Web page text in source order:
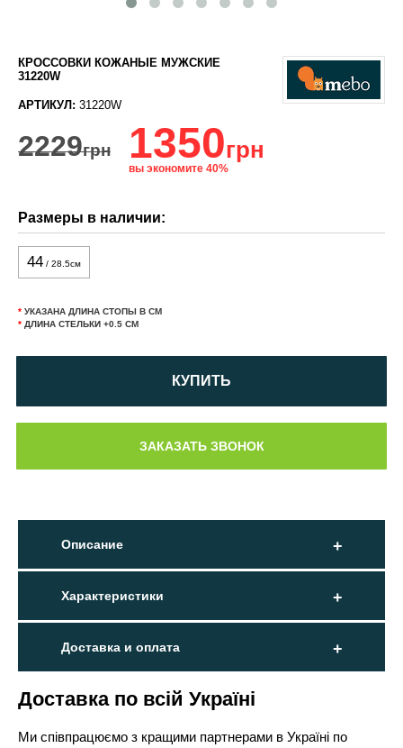
КРОССОВКИ КОЖАНЫЕ МУЖСКИЕ
31220W
АРТИКУЛ: 31220W
2229грн 1350грн
вы экономите 40%
Размеры в наличии:
44 / 28.5см
* УКАЗАНА ДЛИНА СТОПЫ В СМ
* ДЛИНА СТЕЛЬКИ +0.5 СМ
КУПИТЬ
Описание
Характеристики
Доставка и оплата
Доставка по всій Україні
Ми співпрацюємо з кращими партнерами в Україні по